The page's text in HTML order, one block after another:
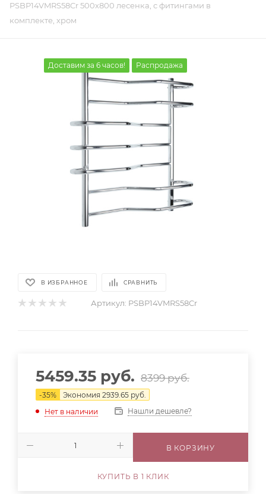
PSBP14VMRS58Cr 500х800 лесенка, с фитингами в
комплекте, хром
Доставим за 6 часов! Распродажа
В ИЗБРАННОЕ СРАВНИТЬ
Артикул: PSBP14VMRS58Cr
5459.35 руб. 8399руб.
-35% Экономия 2939.65 руб.
Нет в наличии
Нашли дешевле?
В КОРЗИНУ
КУПИТЬ В 1 КЛИК